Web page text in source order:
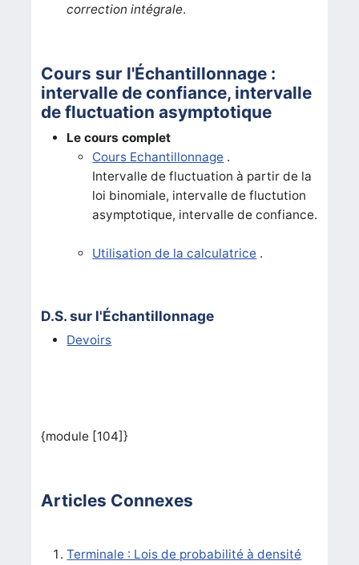
correction intégrale.
Cours sur l'Échantillonnage :
intervalle de confiance, intervalle
de fluctuation asymptotique
Le cours complet
Cours Echantillonnage .
Intervalle de fluctuation à partir de la
loi binomiale, intervalle de fluctution
asymptotique, intervalle de confiance.
Utilisation de la calculatrice .
D.S. sur l'Échantillonnage
Devoirs
{module [104]}
Articles Connexes
Terminale : Lois de probabilité à densité